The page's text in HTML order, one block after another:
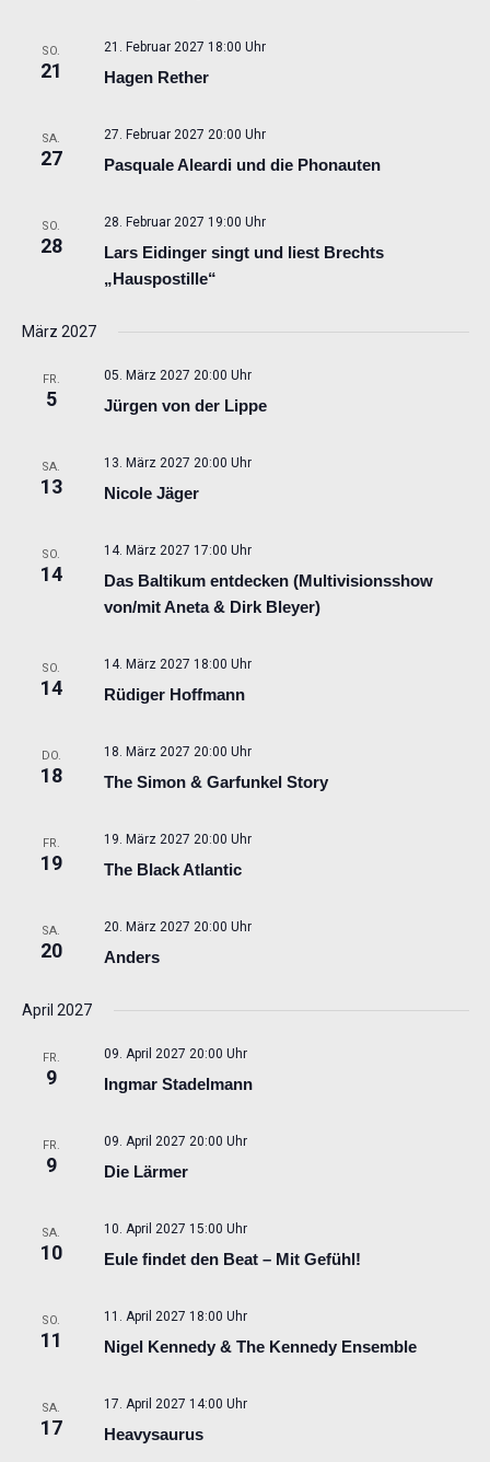
SO.
21 Hagen Rether
21. Februar 2027 18:00 Uhr
SA.
27 Pasquale Aleardi und die Phonauten
27. Februar 2027 20:00 Uhr
SO.
28
Lars Eidinger singt und liest Brechts
„Hauspostille“
28. Februar 2027 19:00 Uhr
März 2027
FR.
5 Jürgen von der Lippe
05. März 2027 20:00 Uhr
SA.
13 Nicole Jäger
13. März 2027 20:00 Uhr
SO.
14
Das Baltikum entdecken (Multivisionsshow
von/mit Aneta & Dirk Bleyer)
14. März 2027 17:00 Uhr
SO.
14 Rüdiger Hoffmann
14. März 2027 18:00 Uhr
DO.
18 The Simon & Garfunkel Story
18. März 2027 20:00 Uhr
FR.
19 The Black Atlantic
19. März 2027 20:00 Uhr
SA.
20 Anders
20. März 2027 20:00 Uhr
April 2027
FR.
9 Ingmar Stadelmann
09. April 2027 20:00 Uhr
FR.
9 Die Lärmer
09. April 2027 20:00 Uhr
SA.
10 Eule findet den Beat – Mit Gefühl!
10. April 2027 15:00 Uhr
SO.
11 Nigel Kennedy & The Kennedy Ensemble
11. April 2027 18:00 Uhr
SA.
17 Heavysaurus
17. April 2027 14:00 Uhr